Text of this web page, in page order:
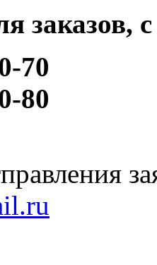
заказов,
70
80